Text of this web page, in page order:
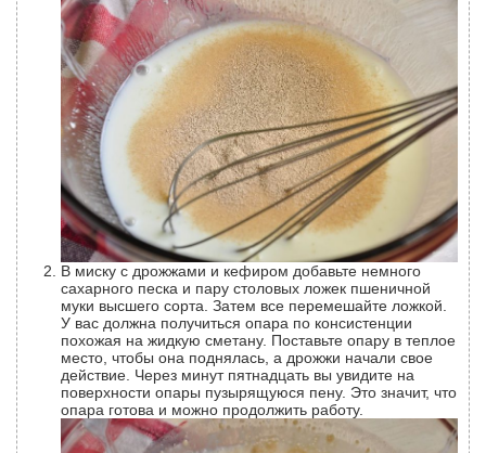
В миску с дрожжами и кефиром добавьте немного
сахарного песка и пару столовых ложек пшеничной
муки высшего сорта. Затем все перемешайте ложкой.
У вас должна получиться опара по консистенции
похожая на жидкую сметану. Поставьте опару в теплое
место, чтобы она поднялась, а дрожжи начали свое
действие. Через минут пятнадцать вы увидите на
поверхности опары пузырящуюся пену. Это значит, что
опара готова и можно продолжить работу.